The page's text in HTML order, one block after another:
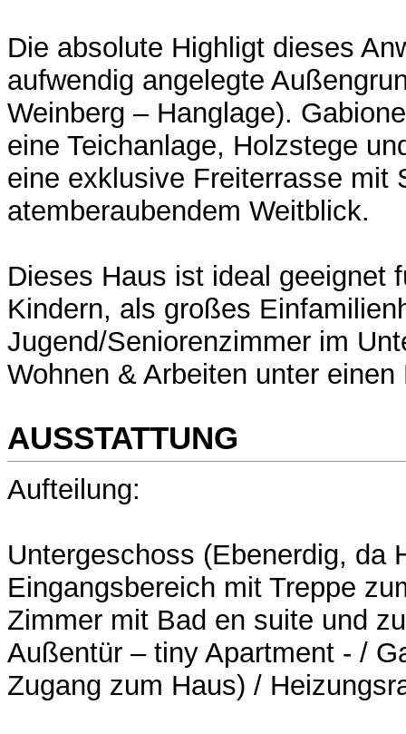
Die absolute Highligt dieses
aufwendig angelegte
Weinberg – Hanglage).
eine Teichanlage, Holzstege
eine exklusive Freiterrasse mit
atemberaubendem Weitblick.
Dieses Haus ist ideal geeignet
Kindern, als großes
Jugend/Seniorenzimmer im
Wohnen & Arbeiten unter
AUSSTATTUNG
Aufteilung:
Untergeschoss (Ebenerdig, da
Eingangsbereich mit Treppe
Zimmer mit Bad en suite und
Außentür – tiny Apartment - /
Zugang zum Haus) /